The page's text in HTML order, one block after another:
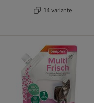
14 variante